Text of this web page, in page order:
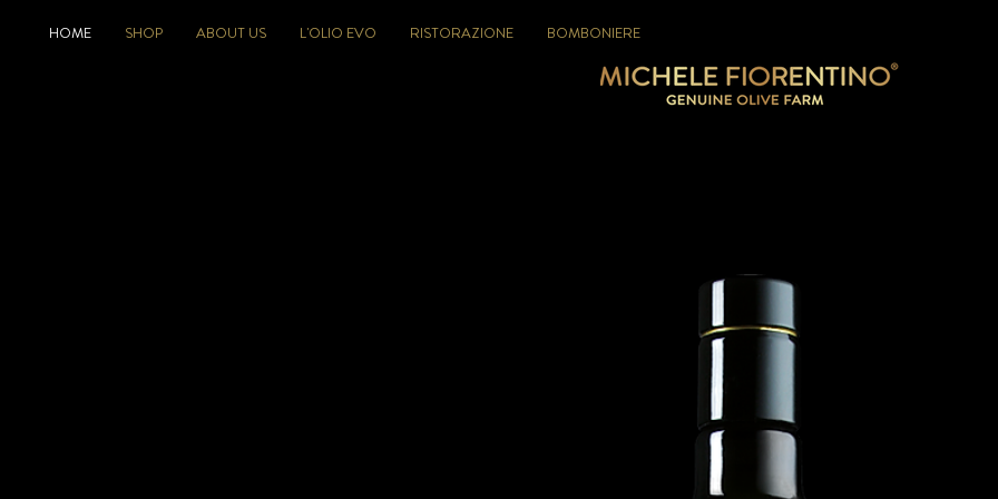
HOME SHOP ABOUT US L'OLIO EVO RISTORAZIONE BOMBONIERE